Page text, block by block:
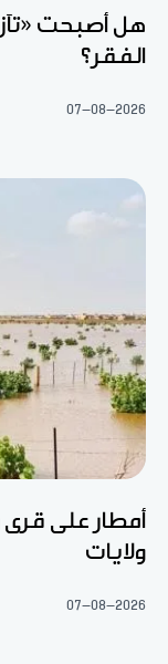
هل أصبحت
الفقر؟
07-08-2026
أمطار على
ولايات
07-08-2026